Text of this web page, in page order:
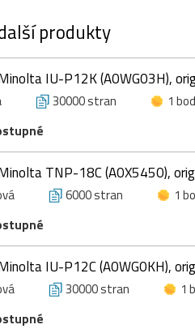
produkty
IU-P12K (A0WG03H),
30000 stran
1 bod
TNP-18C (A0X5450),
6000 stran
1
IU-P12C (A0WG0KH),
30000 stran
1